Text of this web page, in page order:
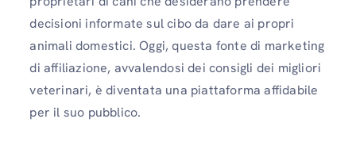
decisioni informate sul cibo da dare ai propri
animali domestici. Oggi, questa fonte di marketing
di affiliazione, avvalendosi dei consigli dei migliori
veterinari, è diventata una piattaforma affidabile
per il suo pubblico.